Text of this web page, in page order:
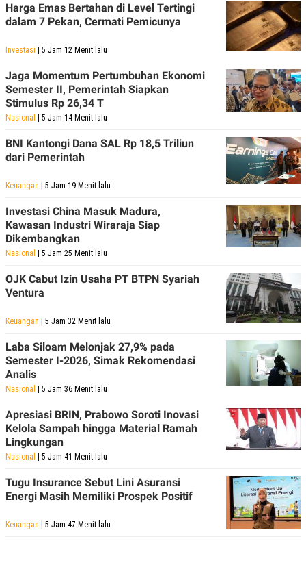
Harga Emas Bertahan di Level Tertingi
dalam 7 Pekan, Cermati Pemicunya
Investasi | 5 Jam 12 Menit lalu
Jaga Momentum Pertumbuhan Ekonomi
Semester II, Pemerintah Siapkan
Stimulus Rp 26,34 T
Nasional | 5 Jam 14 Menit lalu
BNI Kantongi Dana SAL Rp 18,5 Triliun
dari Pemerintah
Keuangan | 5 Jam 19 Menit lalu
Investasi China Masuk Madura,
Kawasan Industri Wiraraja Siap
Dikembangkan
Nasional | 5 Jam 25 Menit lalu
OJK Cabut Izin Usaha PT BTPN Syariah
Ventura
Keuangan | 5 Jam 32 Menit lalu
Laba Siloam Melonjak 27,9% pada
Semester I-2026, Simak Rekomendasi
Analis
Nasional | 5 Jam 36 Menit lalu
Apresiasi BRIN, Prabowo Soroti Inovasi
Kelola Sampah hingga Material Ramah
Lingkungan
Nasional | 5 Jam 41 Menit lalu
Tugu Insurance Sebut Lini Asuransi
Energi Masih Memiliki Prospek Positif
Keuangan | 5 Jam 47 Menit lalu